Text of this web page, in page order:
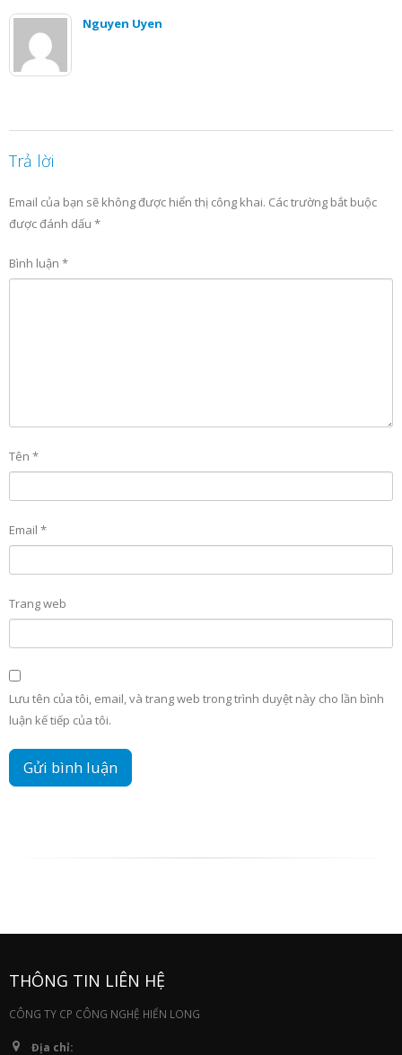
Nguyen Uyen
Trả lời
Email của bạn sẽ không được hiển thị công khai. Các trường bắt buộc
được đánh dấu *
Bình luận *
Tên *
Email *
Trang web
Lưu tên của tôi, email, và trang web trong trình duyệt này cho lần bình
luận kế tiếp của tôi.
THÔNG TIN LIÊN HỆ
CÔNG TY CP CÔNG NGHỆ HIỂN LONG
Địa chỉ: